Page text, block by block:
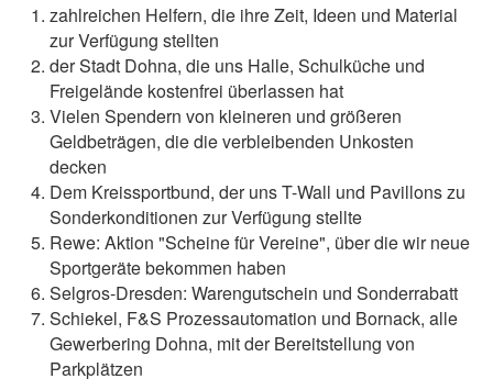
zahlreichen Helfern, die ihre Zeit, Ideen und Material
zur Verfügung stellten
der Stadt Dohna, die uns Halle, Schulküche und
Freigelände kostenfrei überlassen hat
Vielen Spendern von kleineren und größeren
Geldbeträgen, die die verbleibenden Unkosten
decken
Dem Kreissportbund, der uns T-Wall und Pavillons zu
Sonderkonditionen zur Verfügung stellte
Rewe: Aktion "Scheine für Vereine", über die wir neue
Sportgeräte bekommen haben
Selgros-Dresden: Warengutschein und Sonderrabatt
Schiekel, F&S Prozessautomation und Bornack, alle
Gewerbering Dohna, mit der Bereitstellung von
Parkplätzen